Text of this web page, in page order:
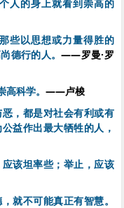
人的身上就看到崇高的
些以思想或力量得胜的
德行的人。——罗曼·罗
高科学。——卢梭
，都是对社会有利或有
益作出最大牺牲的人，
该坦率些；举止，应该
就不可能真正有智慧。